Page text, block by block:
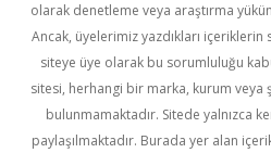
olarak denetleme veya araştırma
Ancak, üyelerimiz yazdıkları
siteye üye olarak bu sorumluluğu
sitesi, herhangi bir marka, kurum veya
bulunmamaktadır. Sitede yalnızca
paylaşılmaktadır. Burada yer alan